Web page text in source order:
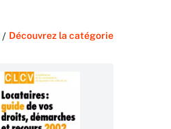
/ Découvrez la catégorie